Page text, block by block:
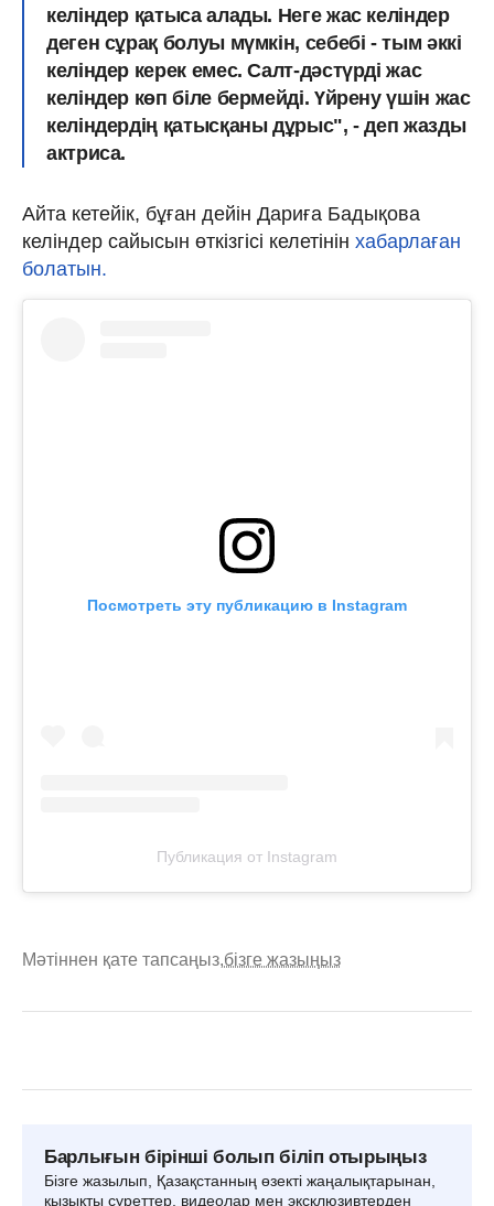
келіндер қатыса алады. Неге жас келіндер
деген сұрақ болуы мүмкін, себебі - тым әккі
келіндер керек емес. Салт-дәстүрді жас
келіндер көп біле бермейді. Үйрену үшін жас
келіндердің қатысқаны дұрыс", - деп жазды
актриса.
Айта кетейік, бұған дейін Дариға Бадықова
келіндер сайысын өткізгісі келетінін хабарлаған
болатын.
Посмотреть эту публикацию в Instagram
Публикация от Instagram
Мәтіннен қате тапсаңыз,бізге жазыңыз
Барлығын бірінші болып біліп отырыңыз
Бізге жазылып, Қазақстанның өзекті жаңалықтарынан,
қызықты суреттер, видеолар мен эксклюзивтерден